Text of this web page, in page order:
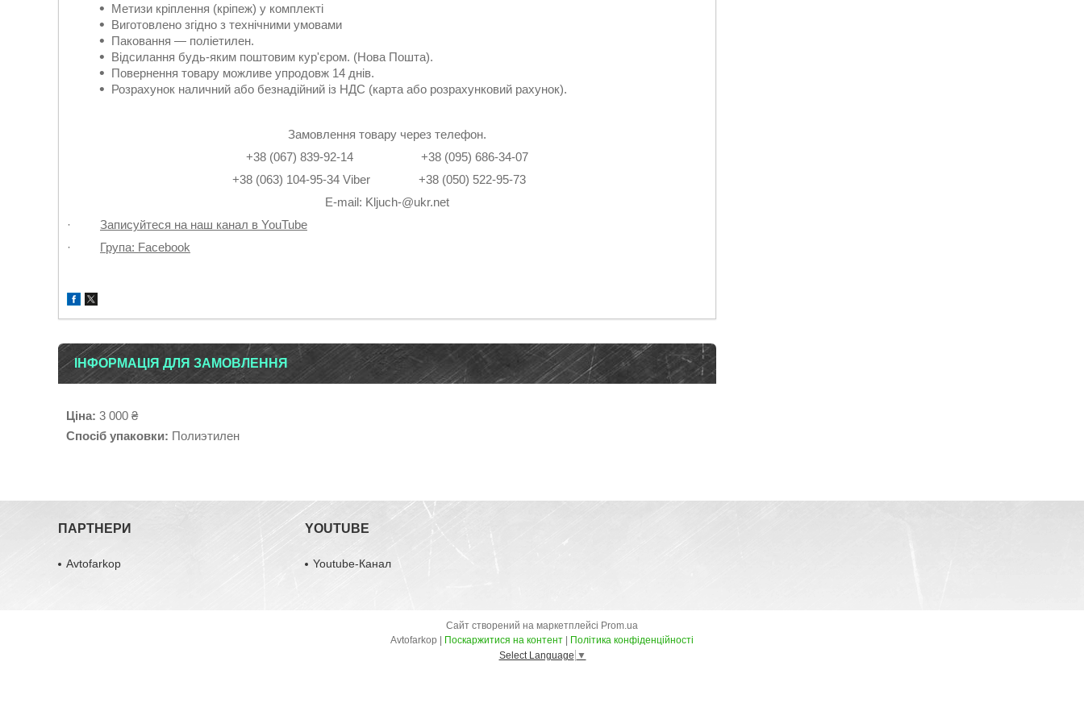
Метизи кріплення (кріпеж) у комплекті
Виготовлено згідно з технічними умовами
Паковання — поліетилен.
Відсилання будь-яким поштовим кур'єром. (Нова Пошта).
Повернення товару можливе упродовж 14 днів.
Розрахунок наличний або безнадійний із НДС (карта або розрахунковий рахунок).
Замовлення товару через телефон.
+38 (067) 839-92-14 +38 (095) 686-34-07
+38 (063) 104-95-34 Viber +38 (050) 522-95-73
Е-mail: Kljuch-@ukr.net
· Записуйтеся на наш канал в YouTube
· Група: Facebook
ІНФОРМАЦІЯ ДЛЯ ЗАМОВЛЕННЯ
Ціна: 3 000 ₴
Спосіб упаковки: Полиэтилен
ПАРТНЕРИ
Avtofarkop
YOUTUBE
Youtube-Канал
Сайт створений на маркетплейсі Prom.ua
Поскаржитися на контент
Політика конфіденційності
Select Language ▼